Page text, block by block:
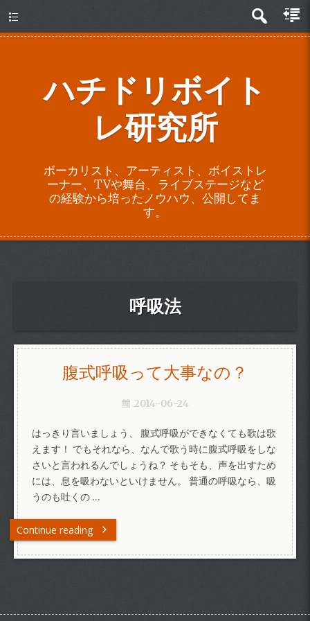
ハチドリボイト
レ研究所
ボーカリスト、アーティスト、ボイストレ
ーナー、TVや舞台、ライブステージなど
の経験から培ったノウハウ、公開してま
す。
呼吸法
腹式呼吸って大事なの？
2014-06-24
はっきり言いましょう、 腹式呼吸ができなくても歌は歌
えます！ でもそれなら、なんで歌う時に腹式呼吸をしな
さいと言われるんでしょうね？ そもそも、声を出すため
には、息を吸わないといけません。 普通の呼吸なら、吸
うのも吐くの …
Continue reading